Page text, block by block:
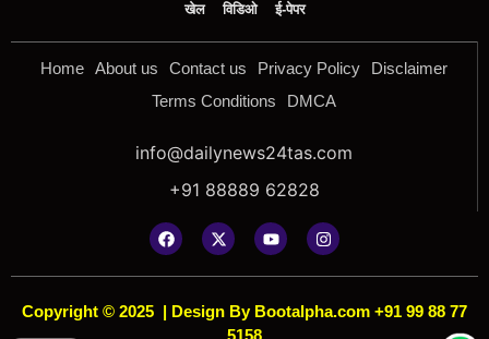
खेल
विडिओ ई-पेपर
Home About us Contact us Privacy Policy
Disclaimer
Terms Conditions
DMCA
info@dailynews24tas.com
+91 88889 62828
Copyright © 2025 | Design By Bootalpha.com +91 99 88 77